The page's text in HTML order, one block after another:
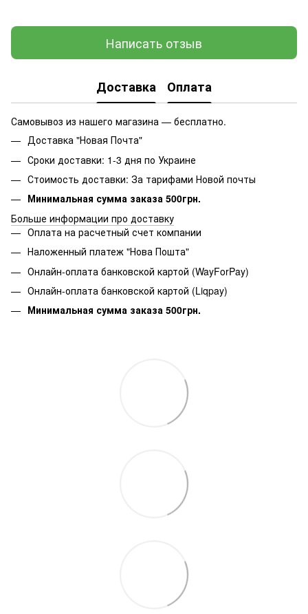
Написать отзыв
Доставка Оплата
Самовывоз из нашего магазина — бесплатно.
Доставка "Новая Почта"
Сроки доставки: 1-3 дня по Украине
Стоимость доставки: За тарифами Новой почты
Минимальная сумма заказа 500грн.
Больше информации про доставку
Оплата на расчетный счет компании
Наложенный платеж "Нова Пошта"
Онлайн-оплата банковской картой (WayForPay)
Онлайн-оплата банковской картой (Liqpay)
Минимальная сумма заказа 500грн.